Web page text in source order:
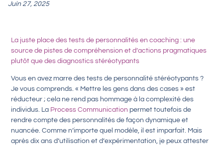
Juin 27, 2025
La juste place des tests de personnalités en coaching : une
source de pistes de compréhension et d’actions pragmatiques
plutôt que des diagnostics stéréotypants
Vous en avez marre des tests de personnalité stéréotypants ?
Je vous comprends. « Mettre les gens dans des cases » est
réducteur ; cela ne rend pas hommage à la complexité des
individus. La Process Communication permet toutefois de
rendre compte des personnalités de façon dynamique et
nuancée. Comme n’importe quel modèle, il est imparfait. Mais
après dix ans d’utilisation et d’expérimentation, je peux attester